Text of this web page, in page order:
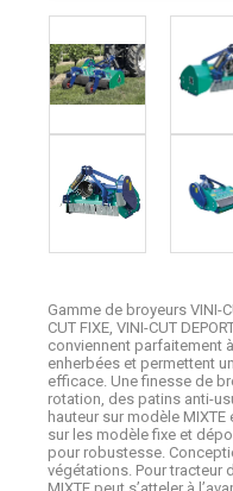
Gamme de broyeurs VINI-
CUT FIXE, VINI-CUT
conviennent parfaitement
enherbées et permettent
efficace. Une finesse de
rotation, des patins anti-
hauteur sur modèle
sur les modèle fixe et
pour robustesse.
végétations. Pour tracteur